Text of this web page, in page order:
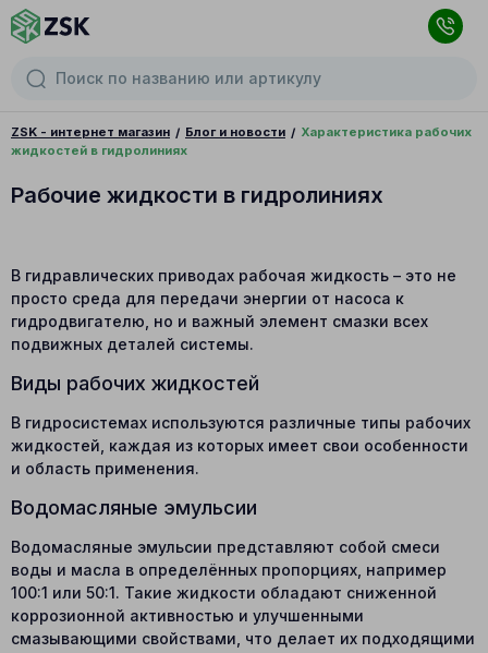
ZSK - интернет магазин Блог и новости
Характеристика рабочих
жидкостей в гидролиниях
Рабочие жидкости в гидролиниях
В гидравлических приводах рабочая жидкость – это не
просто среда для передачи энергии от насоса к
гидродвигателю, но и важный элемент смазки всех
подвижных деталей системы.
Виды рабочих жидкостей
В гидросистемах используются различные типы рабочих
жидкостей, каждая из которых имеет свои особенности
и область применения.
Водомасляные эмульсии
Водомасляные эмульсии представляют собой смеси
воды и масла в определённых пропорциях, например
100:1 или 50:1. Такие жидкости обладают сниженной
коррозионной активностью и улучшенными
смазывающими свойствами, что делает их подходящими